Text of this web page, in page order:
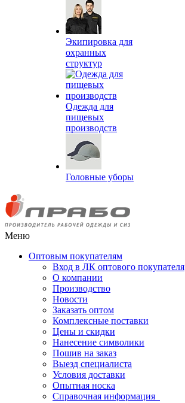
Экипировка для
охранных
структур
Одежда для
пищевых
производств
Головные уборы
Меню
Оптовым покупателям
Вход в ЛК оптового покупателя
О компании
Производство
Новости
Заказать оптом
Комплексные поставки
Цены и скидки
Нанесение символики
Пошив на заказ
Выезд специалиста
Условия доставки
Опытная носка
Справочная информация